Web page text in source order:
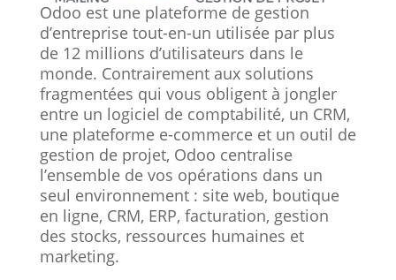
Odoo est une plateforme de gestion
d’entreprise tout-en-un utilisée par plus
de 12 millions d’utilisateurs dans le
monde. Contrairement aux solutions
fragmentées qui vous obligent à jongler
entre un logiciel de comptabilité, un CRM,
une plateforme e-commerce et un outil de
gestion de projet, Odoo centralise
l’ensemble de vos opérations dans un
seul environnement : site web, boutique
en ligne, CRM, ERP, facturation, gestion
des stocks, ressources humaines et
marketing.